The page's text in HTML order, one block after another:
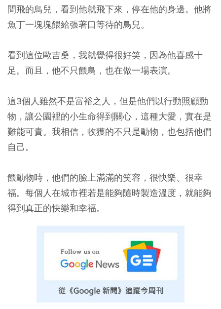
間飛的鳥兒，看到他就飛下來，停在他的身邊。他將
魚丁一塊塊餵給張著口等待的鳥兒。
看到這位歐吉桑，我就覺得很好笑，因為他喜感十
足。而且，他不只餵鳥，也在做一場表演。
這3個人雖然不是富裕之人，但是他們以行動照顧動
物，讓公園裡的小生命得到關心，這種大愛，實在是
難能可貴。我相信，收獲的不只是動物，也包括他們
自己。
餵動物時，他們的臉上滿滿的笑容，很快樂、很幸
福。每個人在城市裡若是能夠隨時製造溫度，就能夠
得到真正的快樂和幸福。